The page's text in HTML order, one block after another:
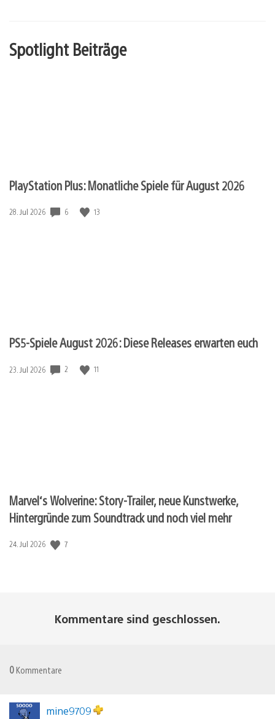
Spotlight Beiträge
PlayStation Plus: Monatliche Spiele für August 2026
Veröffentlichungsdatum:
28. Jul 2026 6 13
PS5-Spiele August 2026: Diese Releases erwarten euch
Veröffentlichungsdatum:
23. Jul 2026 2 11
Marvel‘s Wolverine: Story-Trailer, neue Kunstwerke,
Hintergründe zum Soundtrack und noch viel mehr
Veröffentlichungsdatum:
24. Jul 2026 7
Kommentare sind geschlossen.
0 Kommentare
mine9709